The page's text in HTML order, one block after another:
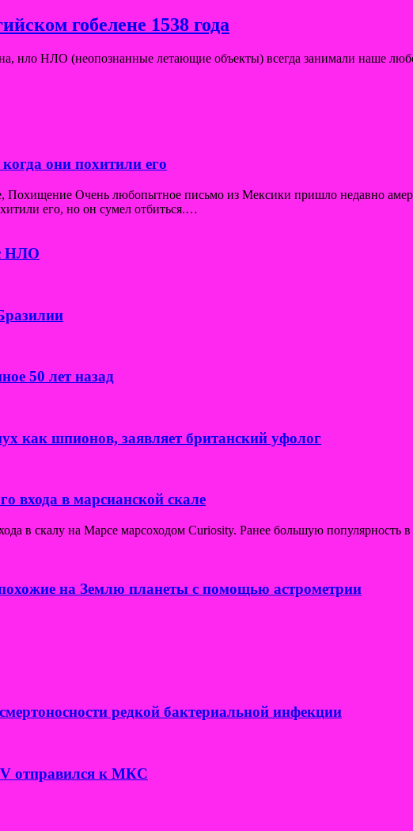
гобелене 1538 года
нло НЛО (неопознанные летающие объекты) всегда занимали наше
они похитили его
Очень любопытное письмо из Мексики пришло недавно
его, но он сумел отбиться.…
НЛО
50 лет назад
как шпионов, заявляет британский уфолог
входа в марсианской скале
в скалу на Марсе марсоходом Curiosity. Ранее большую популярность
на Землю планеты с помощью астрометрии
редкой бактериальной инфекции
отправился к МКС